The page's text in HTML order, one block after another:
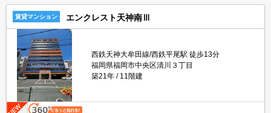
賃貸マンション エンクレスト天神南Ⅲ
西鉄天神大牟田線/西鉄平尾駅 徒歩13分
福岡県福岡市中央区清川３丁目
築21年
11階建